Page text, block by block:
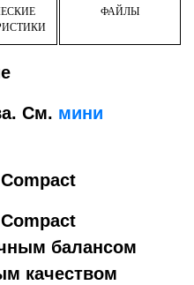
ФАЙЛЫ
См. мини
балансом
качеством